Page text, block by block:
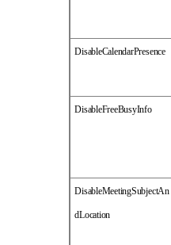
DisableCalendarPresence
DisableFreeBusyInfo
DisableMeetingSubjectAn
dLocation